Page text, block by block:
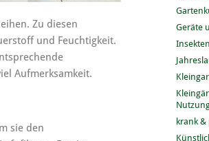
Zu diesen
und Feuchtigkeit.
Aufmerksamkeit.
sie den
Geräte
Insekten
krank